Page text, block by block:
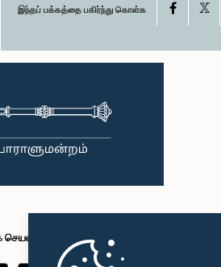
இந்தப் பக்கத்தை பகிர்ந்து கொள்க Facebook